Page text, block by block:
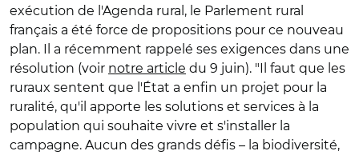
exécution de l'Agenda rural, le Parlement rural
français a été force de propositions pour ce nouveau
plan. Il a récemment rappelé ses exigences dans une
résolution (voir notre article du 9 juin). "Il faut que les
ruraux sentent que l'État a enfin un projet pour la
ruralité, qu'il apporte les solutions et services à la
population qui souhaite vivre et s'installer la
campagne. Aucun des grands défis – la biodiversité,